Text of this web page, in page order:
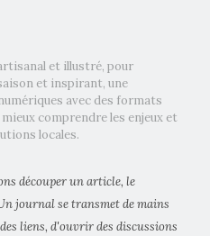
et illustré, pour
et inspirant, une
avec des formats
comprendre les enjeux et
locales.
découper un article, le
journal se transmet de mains
liens, d'ouvrir des discussions